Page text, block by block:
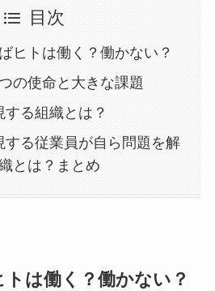
目次
ヒトは働く？働かない？
の使命と大きな課題
る組織とは？
する従業員が自ら問題を解
とは？まとめ
は働く？働かない？